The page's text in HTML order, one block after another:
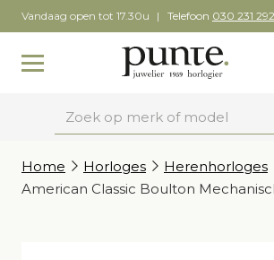
Skip
to
content
Vandaag open tot 17.30u Telefoon 030 231
Toggle navigation
Home
Horloges Herenhorloges
American Classic Boulton